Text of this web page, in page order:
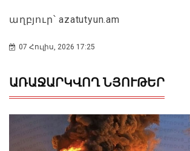
աղբյուր՝ azatutyun.am
07 Հուլիս, 2026 17:25
ԱՌԱՋԱՐԿՎՈՂ ՆՅՈՒԹԵՐ